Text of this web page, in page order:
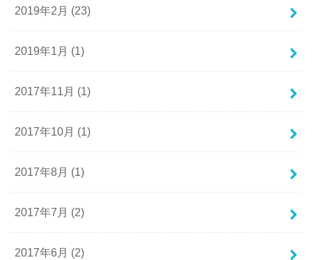
2019年2月 (23)
2019年1月 (1)
2017年11月 (1)
2017年10月 (1)
2017年8月 (1)
2017年7月 (2)
2017年6月 (2)